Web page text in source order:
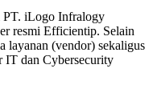
PT. iLogo Infralogy
resmi Efficientip. Selain
layanan (vendor) sekaligus
IT dan Cybersecurity